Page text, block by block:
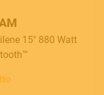
15" 880 Watt